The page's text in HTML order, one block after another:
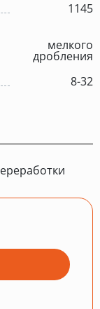
1145
мелкого
дробления
8-32